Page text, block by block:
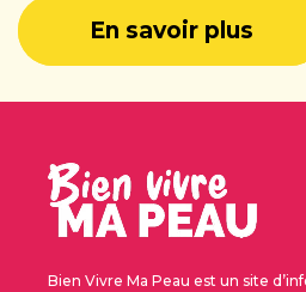
En savoir plus
Bien Vivre Ma Peau est un site